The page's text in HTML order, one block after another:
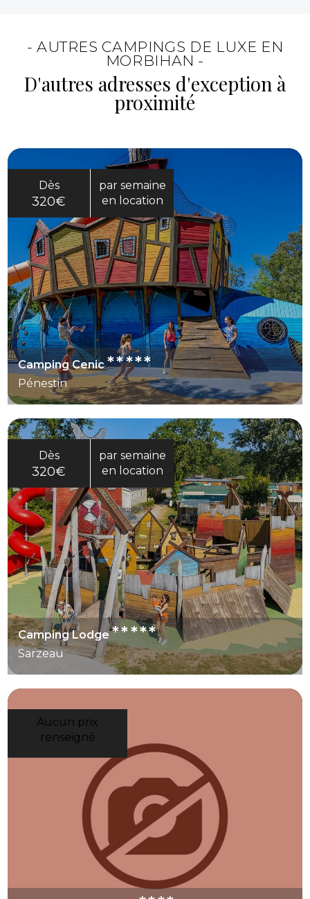
- AUTRES CAMPINGS DE LUXE EN
MORBIHAN -
D'autres adresses d'exception à
proximité
Dès
320€
par semaine
en location
Camping Cenic*****
Pénestin
Dès
320€
par semaine
en location
Camping Lodge*****
Sarzeau
Aucun prix
renseigné